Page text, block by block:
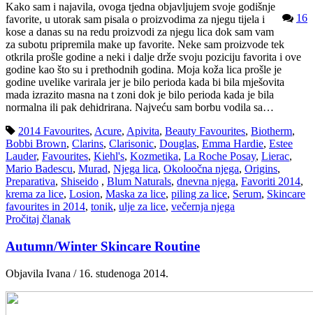
16
Kako sam i najavila, ovoga tjedna objavljujem svoje godišnje
favorite, u utorak sam pisala o proizvodima za njegu tijela i
kose a danas su na redu proizvodi za njegu lica dok sam vam
za subotu pripremila make up favorite. Neke sam proizvode tek
otkrila prošle godine a neki i dalje drže svoju poziciju favorita i ove
godine kao što su i prethodnih godina. Moja koža lica prošle je
godine uvelike varirala jer je bilo perioda kada bi bila mješovita
mada izrazito masna na t zoni dok je bilo perioda kada je bila
normalna ili pak dehidrirana. Najveću sam borbu vodila sa…
2014 Favourites, Acure, Apivita, Beauty Favourites, Biotherm,
Bobbi Brown, Clarins, Clarisonic, Douglas, Emma Hardie, Estee
Lauder, Favourites, Kiehl's, Kozmetika, La Roche Posay, Lierac,
Mario Badescu, Murad, Njega lica, Okoloočna njega, Origins,
Preparativa, Shiseido , Blum Naturals, dnevna njega, Favoriti 2014,
krema za lice, Losion, Maska za lice, piling za lice, Serum, Skincare
favourites in 2014, tonik, ulje za lice, večernja njega
Pročitaj članak
Autumn/Winter Skincare Routine
Objavila Ivana / 16. studenoga 2014.